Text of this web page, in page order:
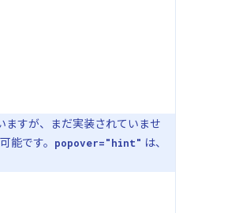
ますが、まだ実装されていませ
能です。
popover="hint" は、